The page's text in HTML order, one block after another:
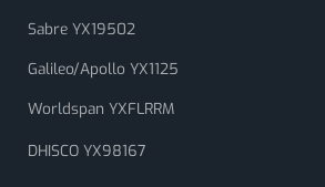
Sabre YX19502
Galileo/Apollo YX1125
Worldspan YXFLRRM
DHISCO YX98167